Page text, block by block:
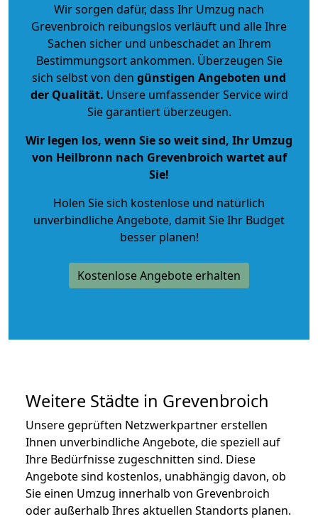
Wir sorgen dafür, dass Ihr Umzug nach
Grevenbroich reibungslos verläuft und alle Ihre
Sachen sicher und unbeschadet an Ihrem
Bestimmungsort ankommen. Überzeugen Sie
sich selbst von den günstigen Angeboten und
der Qualität. Unsere umfassender Service wird
Sie garantiert überzeugen.
Wir legen los, wenn Sie so weit sind, Ihr Umzug
von Heilbronn nach Grevenbroich wartet auf
Sie!
Holen Sie sich kostenlose und natürlich
unverbindliche Angebote, damit Sie Ihr Budget
besser planen!
Kostenlose Angebote erhalten
Weitere Städte in Grevenbroich
Unsere geprüften Netzwerkpartner erstellen
Ihnen unverbindliche Angebote, die speziell auf
Ihre Bedürfnisse zugeschnitten sind. Diese
Angebote sind kostenlos, unabhängig davon, ob
Sie einen Umzug innerhalb von Grevenbroich
oder außerhalb Ihres aktuellen Standorts planen.